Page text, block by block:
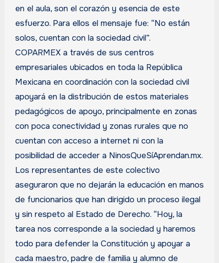
en el aula, son el corazón y esencia de este
esfuerzo. Para ellos el mensaje fue: “No están
solos, cuentan con la sociedad civil”.
COPARMEX a través de sus centros
empresariales ubicados en toda la República
Mexicana en coordinación con la sociedad civil
apoyará en la distribución de estos materiales
pedagógicos de apoyo, principalmente en zonas
con poca conectividad y zonas rurales que no
cuentan con acceso a internet ni con la
posibilidad de acceder a NinosQueSíAprendan.mx.
Los representantes de este colectivo
aseguraron que no dejarán la educación en manos
de funcionarios que han dirigido un proceso ilegal
y sin respeto al Estado de Derecho. “Hoy, la
tarea nos corresponde a la sociedad y haremos
todo para defender la Constitución y apoyar a
cada maestro, padre de familia y alumno de